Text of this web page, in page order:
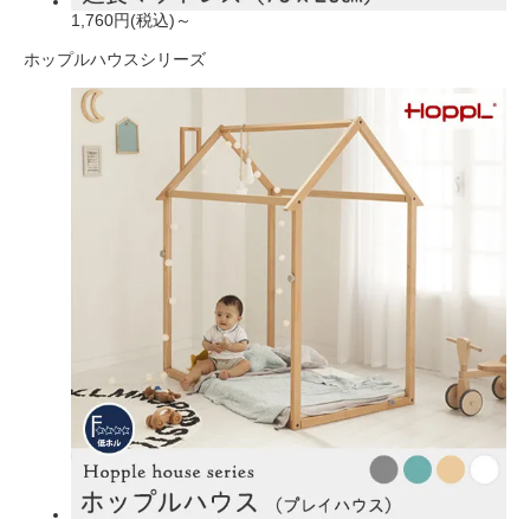
1,760円(税込)～
ホップルハウスシリーズ